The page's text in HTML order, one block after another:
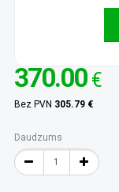
370.00 €
Bez PVN 305.79 €
Daudzums